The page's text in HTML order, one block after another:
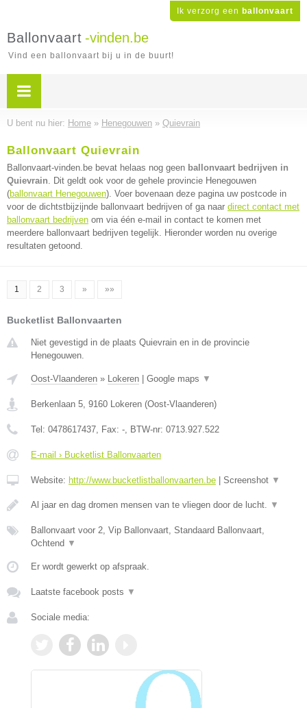
Ik verzorg een ballonvaart
Ballonvaart -vinden.be
Vind een ballonvaart bij u in de buurt!
U bent nu hier: Home » Henegouwen » Quievrain
Ballonvaart Quievrain
Ballonvaart-vinden.be bevat helaas nog geen ballonvaart bedrijven in
Quievrain. Dit geldt ook voor de gehele provincie Henegouwen
(ballonvaart Henegouwen). Voer bovenaan deze pagina uw postcode in
voor de dichtstbijzijnde ballonvaart bedrijven of ga naar direct contact met
ballonvaart bedrijven om via één e-mail in contact te komen met
meerdere ballonvaart bedrijven tegelijk. Hieronder worden nu overige
resultaten getoond.
1 2 3 » »»
Bucketlist Ballonvaarten
Niet gevestigd in de plaats Quievrain en in de provincie
Henegouwen.
Oost-Vlaanderen » Lokeren Google maps ▼
Berkenlaan 5, 9160 Lokeren (Oost-Vlaanderen)
Tel: 0478617437, Fax: -, BTW-nr: 0713.927.522
E-mail › Bucketlist Ballonvaarten
Website: http://www.bucketlistballonvaarten.be Screenshot ▼
Al jaar en dag dromen mensen van te vliegen door de lucht. ▼
Ballonvaart voor 2, Vip Ballonvaart, Standaard Ballonvaart,
Ochtend ▼
Er wordt gewerkt op afspraak.
Laatste facebook posts ▼
Sociale media: